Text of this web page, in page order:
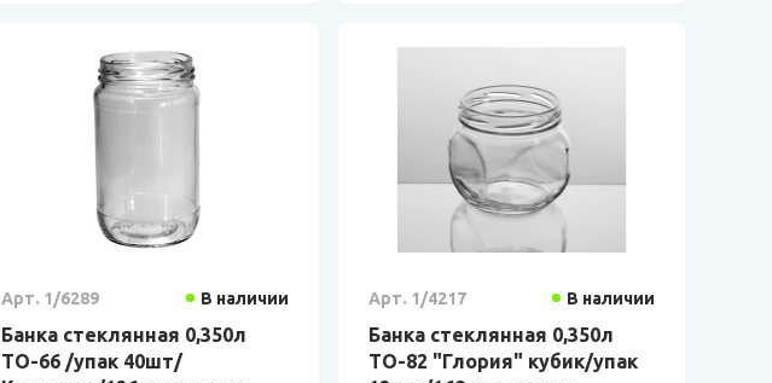
Арт. 1/6289 В наличии
Банка стеклянная 0,350л
ТО-66 /упак 40шт/
Арт. 1/4217 В наличии
Банка стеклянная 0,350л
ТО-82 "Глория" кубик/упак